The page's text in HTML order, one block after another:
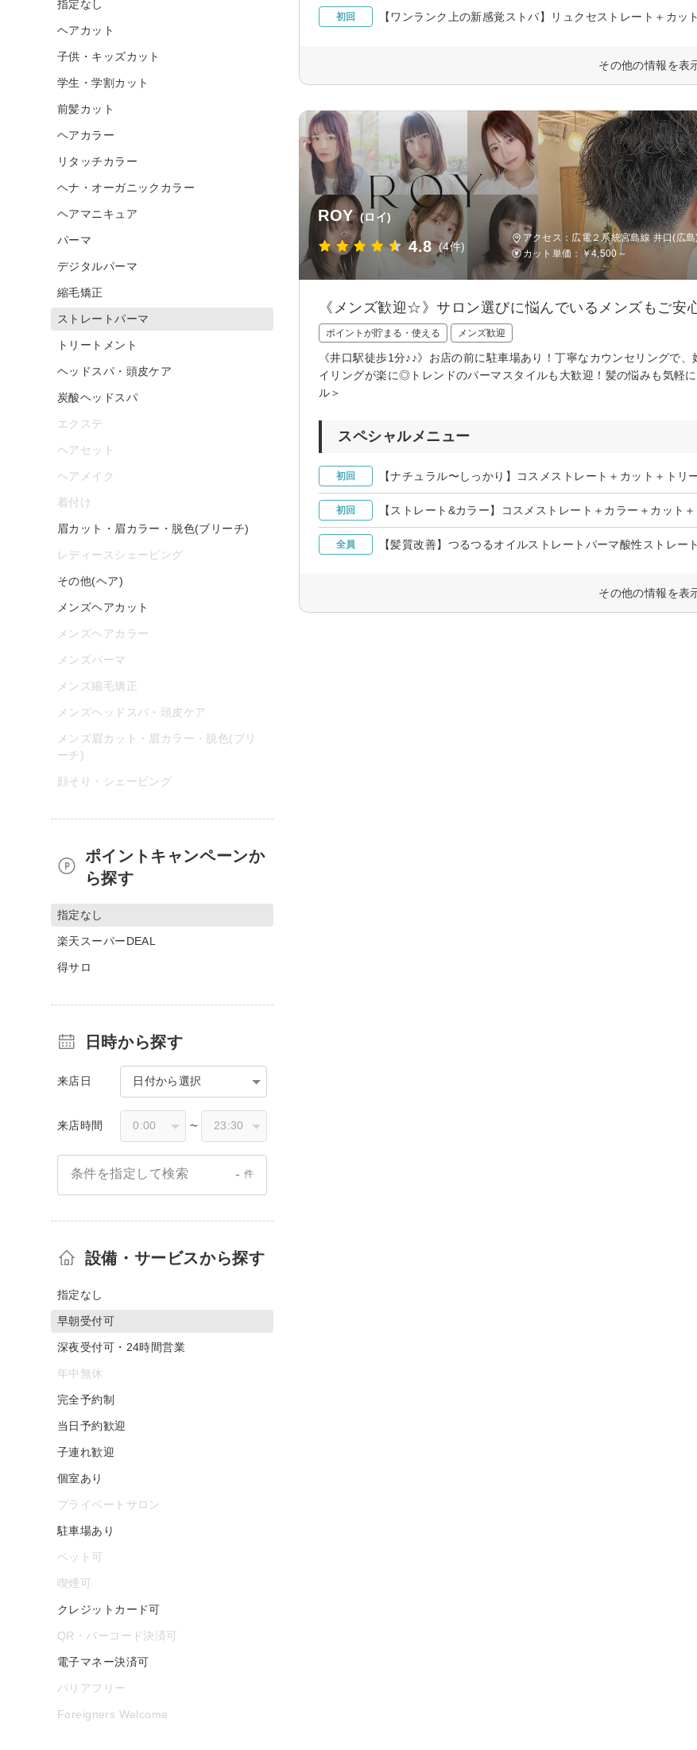
初回 【ワンランク上の新感覚ストパ】リュクセストレート＋カッ
その他の情報を表
ROY (ロイ)
4.8 (4件)
アクセス：広電２系統宮島線 井口(広
カット単価： ￥4,500～
《メンズ歓迎☆》サロン選びに悩んでいるメンズもご安
ポイントが貯まる・使える メンズ歓迎
《井口駅徒歩1分♪♪》お店の前に駐車場あり！丁寧なカウンセリングで
イリングが楽に◎トレンドのパーマスタイルも大歓迎！髪の悩みも気軽
ル＞
スペシャルメニュー
初回 【ナチュラル〜しっかり】コスメストレート＋カット＋トリ
初回 【ストレート&カラー】コスメストレート＋カラー＋カット
全員 【髪質改善】つるつるオイルストレートパーマ酸性ストレー
その他の情報を表
指定なし
ヘアカット
子供・キッズカット
学生・学割カット
前髪カット
ヘアカラー
リタッチカラー
ヘナ・オーガニックカラー
ヘアマニキュア
パーマ
デジタルパーマ
縮毛矯正
ストレートパーマ
トリートメント
ヘッドスパ・頭皮ケア
炭酸ヘッドスパ
エクステ
ヘアセット
ヘアメイク
着付け
眉カット・眉カラー・脱色(ブリーチ)
レディースシェービング
その他(ヘア)
メンズヘアカット
メンズヘアカラー
メンズパーマ
メンズ縮毛矯正
メンズヘッドスパ・頭皮ケア
メンズ眉カット・眉カラー・脱色(ブリ
ーチ)
顔そり・シェービング
ポイントキャンペーンか
ら探す
指定なし
楽天スーパーDEAL
得サロ
日時から探す
来店日 日付から選択
来店時間 〜
条件を指定して検索 - 件
設備・サービスから探す
指定なし
早朝受付可
深夜受付可・24時間営業
年中無休
完全予約制
当日予約歓迎
子連れ歓迎
個室あり
プライベートサロン
駐車場あり
ペット可
喫煙可
クレジットカード可
QR・バーコード決済可
電子マネー決済可
バリアフリー
Foreigners Welcome